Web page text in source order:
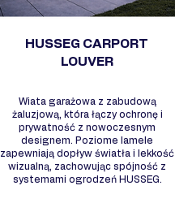
HUSSEG CARPORT
LOUVER
Wiata garażowa z zabudową
żaluzjową, która łączy ochronę i
prywatność z nowoczesnym
designem. Poziome lamele
zapewniają dopływ światła i lekkość
wizualną, zachowując spójność z
systemami ogrodzeń HUSSEG.